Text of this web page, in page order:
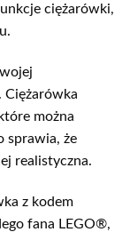
ciężarówki,
Ciężarówka
można
sprawia, że
realistyczna.
z kodem
fana LEGO®,